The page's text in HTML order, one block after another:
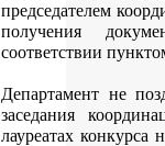
председателем
получения
соответствии
Департамент не
заседания
лауреатах